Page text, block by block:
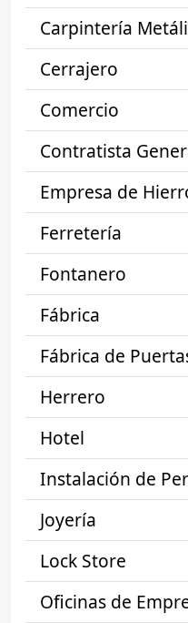
Carpintería
Cerrajero
Comercio
Contratista
Empresa de
Ferretería
Fontanero
Fábrica
Fábrica de
Herrero
Hotel
Instalación de
Joyería
Lock Store
Oficinas de